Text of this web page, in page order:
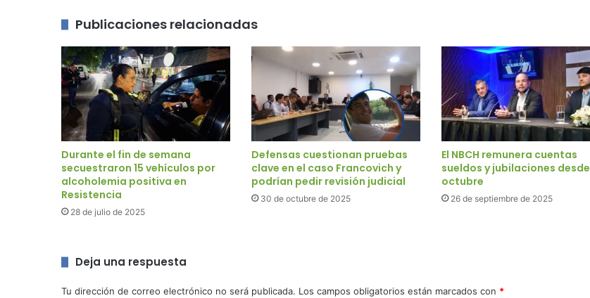
Publicaciones relacionadas
Durante el fin de semana
secuestraron 15 vehículos por
alcoholemia positiva en
Resistencia
28 de julio de 2025
Defensas cuestionan pruebas
clave en el caso Francovich y
podrían pedir revisión judicial
30 de octubre de 2025
El NBCH remunera cuentas
sueldos y jubilaciones desde
octubre
26 de septiembre de 2025
Deja una respuesta
Tu dirección de correo electrónico no será publicada. Los campos obligatorios están marcados con *